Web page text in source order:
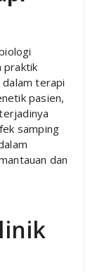
praktik
terapi
pasien,
samping
dan